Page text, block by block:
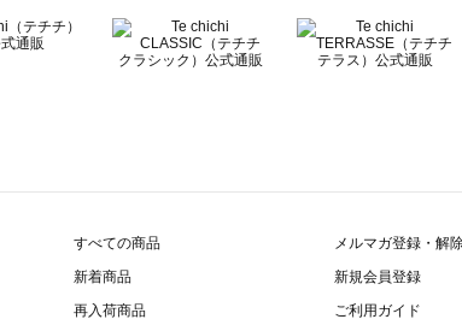
すべての商品
新着商品
再入荷商品
メルマガ登録・解
新規会員登録
ご利用ガイド